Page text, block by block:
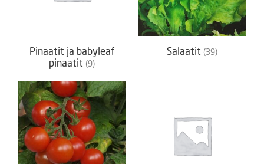
Pinaatit ja babyleaf
pinaatit (9)
Salaatit (39)